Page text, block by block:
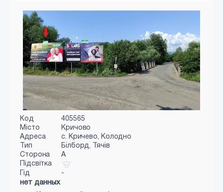
Код
405565
Місто
Кричово
Адреса
с. Кричево, Колодно
Тип
Білборд, Тячів
Сторона
A
Підсвітка
Гід
-
нет данных